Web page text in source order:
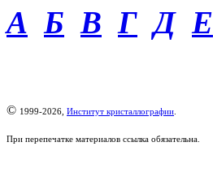
А Б В Г Д Е
© 1999-2026, Институт кристаллографии
При перепечатке материалов ссылка обязательна.